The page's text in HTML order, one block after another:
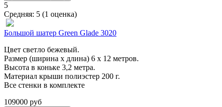
5
Средняя: 5 (1 оценка)
Большой шатер Green Glade 3020
Цвет светло бежевый.
Размер (ширина х длина) 6 х 12 метров.
Высота в коньке 3,2 метра.
Материал крыши полиэстер 200 г.
Все стенки в комплекте
109000 руб